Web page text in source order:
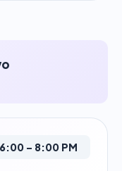
6:00 – 8:00 PM